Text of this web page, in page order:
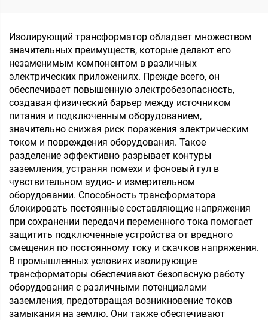
мощности с
гальванической
развязкой, 220 В, 80 В,
трансформатор
трансформатор на
печатной плате, 50 Гц,
выход 36 В,
максимальный вход 380
В
Изолирующий трансформатор обладает множеством
значительных преимуществ, которые делают его
незаменимым компонентом в различных
электрических приложениях. Прежде всего, он
обеспечивает повышенную электробезопасность,
создавая физический барьер между источником
питания и подключенным оборудованием,
значительно снижая риск поражения электрическим
током и повреждения оборудования. Такое
разделение эффективно разрывает контуры
заземления, устраняя помехи и фоновый гул в
чувствительном аудио- и измерительном
оборудовании. Способность трансформатора
блокировать постоянные составляющие напряжения
при сохранении передачи переменного тока помогает
защитить подключенные устройства от вредного
смещения по постоянному току и скачков напряжения.
В промышленных условиях изолирующие
трансформаторы обеспечивают безопасную работу
оборудования с различными потенциалами
заземления, предотвращая возникновение токов
замыкания на землю. Они также обеспечивают